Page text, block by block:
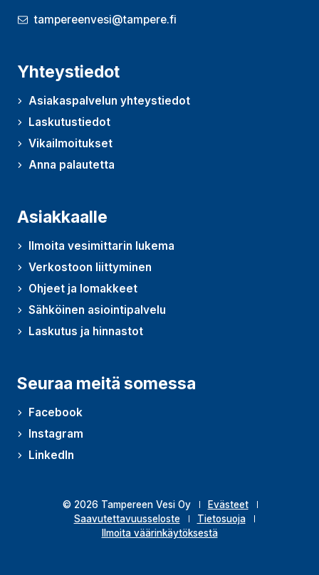
tampereenvesi@tampere.fi
Yhteystiedot
Asiakaspalvelun yhteystiedot
Laskutustiedot
Vikailmoitukset
Anna palautetta
(Avautuu uudessa ikkunassa)
Asiakkaalle
Ilmoita vesimittarin lukema
Verkostoon liittyminen
Ohjeet ja lomakkeet
Sähköinen asiointipalvelu
Laskutus ja hinnastot
Seuraa meitä somessa
Facebook
Instagram
LinkedIn
© 2026 Tampereen Vesi Oy
Evästeet
Saavutettavuusseloste
Tietosuoja
Ilmoita väärinkäytöksestä